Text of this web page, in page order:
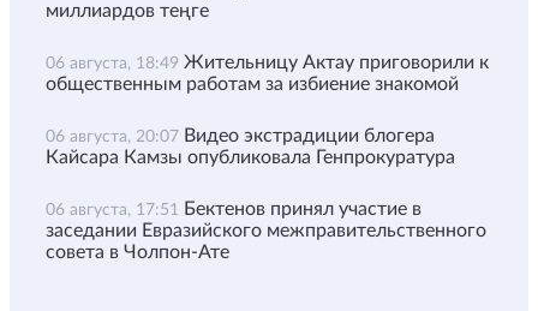
миллиардов теңге
06 августа, 18:49 Жительницу Актау приговорили к
общественным работам за избиение знакомой
06 августа, 20:07 Видео экстрадиции блогера
Кайсара Камзы опубликовала Генпрокуратура
06 августа, 17:51
Бектенов принял участие в
заседании Евразийского межправительственного
совета в Чолпон-Ате